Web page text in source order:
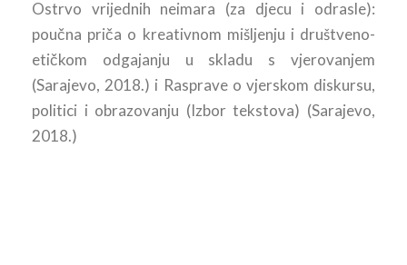
Ostrvo vrijednih neimara (za djecu i odrasle):
poučna priča o kreativnom mišljenju i društveno-
etičkom odgajanju u skladu s vjerovanjem
(Sarajevo, 2018.) i Rasprave o vjerskom diskursu,
politici i obrazovanju (Izbor tekstova) (Sarajevo,
2018.)